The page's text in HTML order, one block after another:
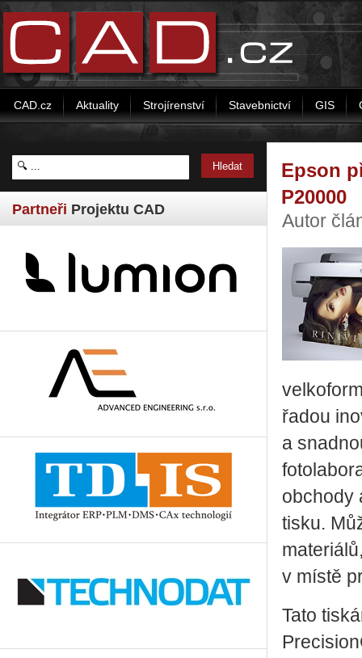
CAD.cz Aktuality Strojírenství Stavebnictví GIS
Partneři Projektu CAD
Epson
P20000
Autor
řadou
a
obchody
tisku.
v místě
Tato